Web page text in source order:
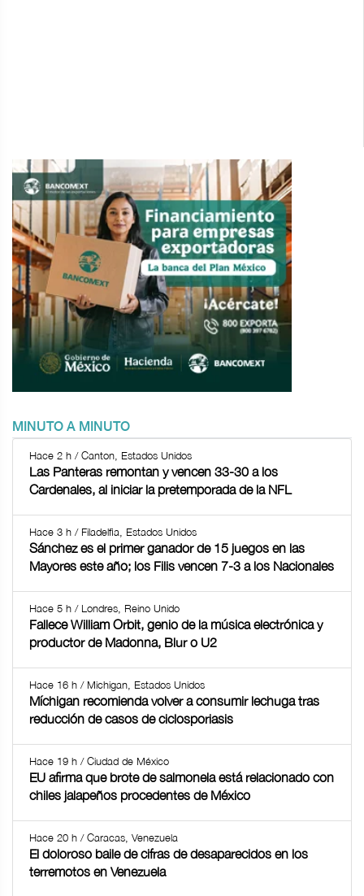
MINUTO A MINUTO
Hace 2 h / Canton, Estados Unidos
Las Panteras remontan y vencen 33-30 a los
Cardenales, al iniciar la pretemporada de la NFL
Hace 3 h / Filadelfia, Estados Unidos
Sánchez es el primer ganador de 15 juegos en las
Mayores este año; los Filis vencen 7-3 a los Nacionales
Hace 5 h / Londres, Reino Unido
Fallece William Orbit, genio de la música electrónica y
productor de Madonna, Blur o U2
Hace 16 h / Michigan, Estados Unidos
Míchigan recomienda volver a consumir lechuga tras
reducción de casos de ciclosporiasis
Hace 19 h / Ciudad de México
EU afirma que brote de salmonela está relacionado con
chiles jalapeños procedentes de México
Hace 20 h / Caracas, Venezuela
El doloroso baile de cifras de desaparecidos en los
terremotos en Venezuela